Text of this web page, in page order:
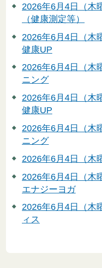
2026年6月4日（木
（健康測定等）
2026年6月4日（木
健康UP
2026年6月4日（木
ニング
2026年6月4日（木
健康UP
2026年6月4日（木
ニング
2026年6月4日（木
2026年6月4日（木
エナジーヨガ
2026年6月4日（木
ィス